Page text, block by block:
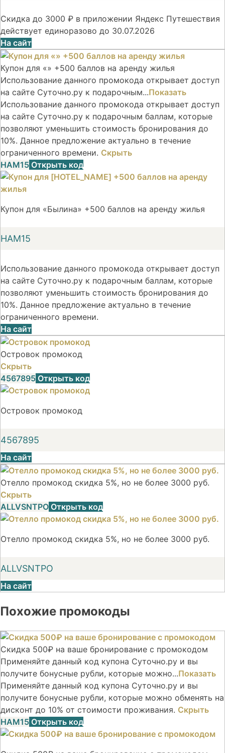
Скидка до 3000 ₽ в приложении Яндекс Путешествия
действует единоразово до 30.07.2026
На сайт
Купон для «» +500 баллов на аренду жилья
Использование данного промокода открывает доступ
на сайте Суточно.ру к подарочным...Показать
Использование данного промокода открывает доступ
на сайте Суточно.ру к подарочным баллам, которые
позволяют уменьшить стоимость бронирования до
10%. Данное предложение актуально в течение
ограниченного времени. Скрыть
НАМ15 Открыть код
Купон для «Былина» +500 баллов на аренду жилья
НАМ15
Использование данного промокода открывает доступ
на сайте Суточно.ру к подарочным баллам, которые
позволяют уменьшить стоимость бронирования до
10%. Данное предложение актуально в течение
ограниченного времени.
На сайт
Островок промокод
Скрыть
4567895 Открыть код
Островок промокод
4567895
На сайт
Отелло промокод скидка 5%, но не более 3000 руб.
Скрыть
ALLVSNTPO Открыть код
Отелло промокод скидка 5%, но не более 3000 руб.
ALLVSNTPO
На сайт
Похожие промокоды
Скидка 500₽ на ваше бронирование с промокодом
Применяйте данный код купона Суточно.ру и вы
получите бонусные рубли, которые можно...Показать
Применяйте данный код купона Суточно.ру и вы
получите бонусные рубли, которые можно обменять на
дисконт до 10% от стоимости проживания. Скрыть
НАМ15 Открыть код